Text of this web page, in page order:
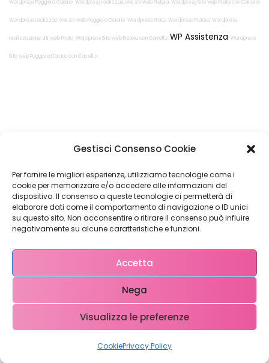
Gestisci Consenso Cookie
Per fornire le migliori esperienze, utilizziamo tecnologie come i
cookie per memorizzare e/o accedere alle informazioni del
dispositivo. Il consenso a queste tecnologie ci permetterà di
elaborare dati come il comportamento di navigazione o ID unici
su questo sito. Non acconsentire o ritirare il consenso può influire
negativamente su alcune caratteristiche e funzioni.
Accetta
Nega
Visualizza le preferenze
CookiePrivacy Policy
Wordpress Poggio a Caiano Wordpress realizzazione siti web Pistoia Wordpress Sito web Prato con Carrello
Wordpress realizzazione siti web Poggio a Caiano Wordpress Prato Wordpress Pistoia Wordpress
realizzazione siti web Prato Wordpress Sito web Pistoia con Carrello WP Assistenza Wordpress
Sito web Poggio a Caiano con Carrello
Restiamo in
contatto!
Come possiamo Aiutarti?
Copyright © 2023 WebX – P.iva 0708951048 – info@ webx.it